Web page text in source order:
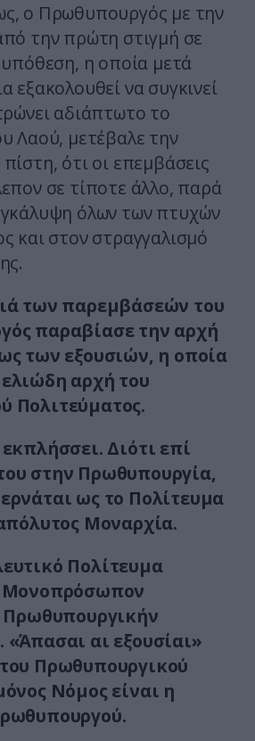
ο Πρωθυπουργός με την
την πρώτη στιγμή σε
υπόθεση, η οποία μετά
εξακολουθεί να συγκινεί
αδιάπτωτο το
Λαού, μετέβαλε την
ότι οι επεμβάσεις
σε τίποτε άλλο, παρά
όλων των πτυχών
και στον στραγγαλισμό
των παρεμβάσεών του
παραβίασε την αρχή
των εξουσιών, η οποία
αρχή του
Πολιτεύματος.
Διότι επί
στην Πρωθυπουργία,
ως το Πολίτευμα
Μοναρχία.
Πολίτευμα
Μονοπρόσωπον
Πρωθυπουργικήν
αι εξουσίαι»
Πρωθυπουργικού
Νόμος είναι η